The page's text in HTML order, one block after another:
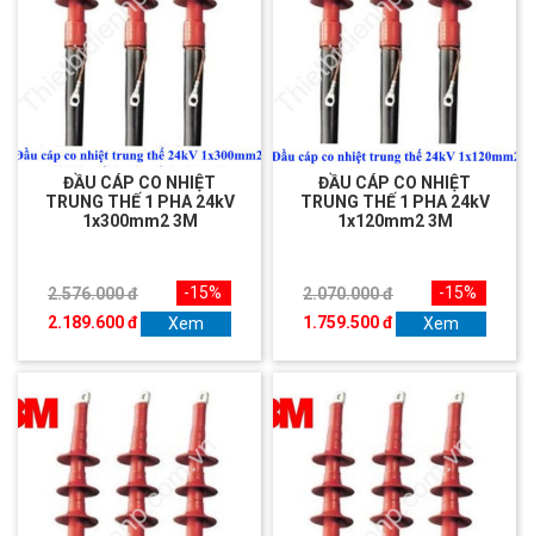
ĐẦU CÁP CO NHIỆT
TRUNG THẾ 1 PHA 24kV
1x300mm2 3M
2.576.000 đ
2.189.600 đ
-15%
Xem
ĐẦU CÁP CO NHIỆT
TRUNG THẾ 1 PHA 24kV
1x120mm2 3M
2.070.000 đ
1.759.500 đ
-15%
Xem